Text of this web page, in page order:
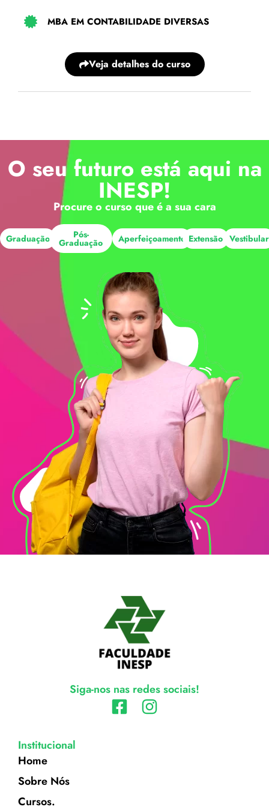
MBA EM CONTABILIDADE DIVERSAS
Veja detalhes do curso
O seu futuro está aqui na
INESP!
Procure o curso que é a sua cara
Graduação Pós-
Graduação Aperfeiçoamento Extensão Vestibular
Siga-nos nas redes sociais!
Institucional
Home
Sobre Nós
Cursos.